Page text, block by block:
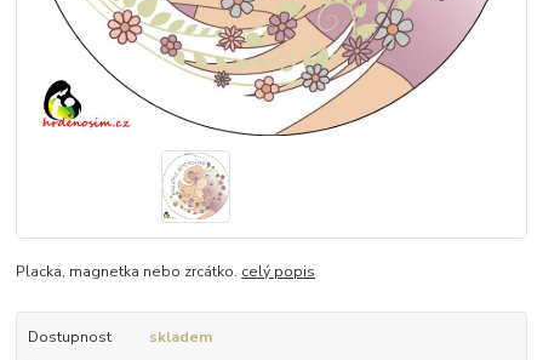
Placka, magnetka nebo zrcátko. celý popis
Dostupnost
skladem